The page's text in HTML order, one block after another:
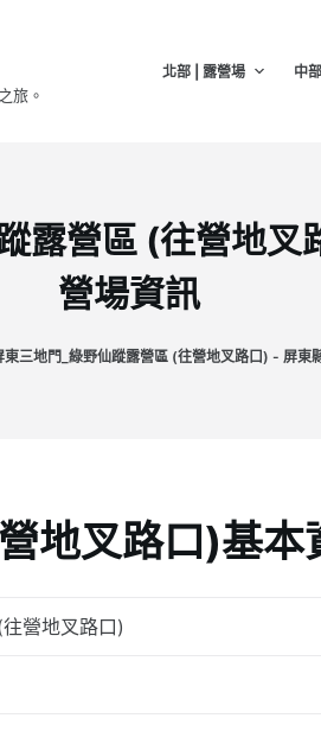
旅。
北部 | 露營場 中
露營區 (往營地叉
營場資訊
東三地門_綠野仙蹤露營區 (往營地叉路口) - 屏東
地叉路口)基本
營地叉路口)